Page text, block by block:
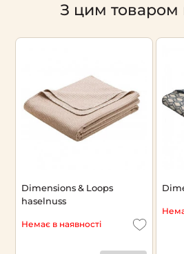
З цим товаром
Dimensions & Loops
haselnuss
Немає в наявності